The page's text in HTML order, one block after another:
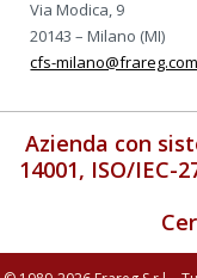
Via Modica, 9
20143 – Milano (MI)
cfs-milano@frareg.com
Azienda con
14001, ISO/IEC-